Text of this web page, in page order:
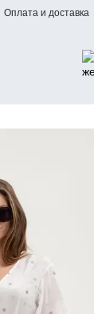
Оплата и доставка